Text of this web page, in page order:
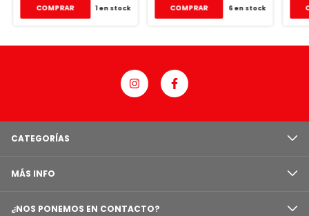
1en stock 6en stock
CATEGORÍAS
MÁS INFO
¿NOS PONEMOS EN CONTACTO?